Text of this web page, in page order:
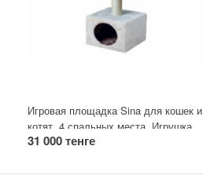
Игровая площадка Sina для кошек и
котят. 4 спальных места. Игрушка
на резинке, подвесной туннель.
31 000 тенге